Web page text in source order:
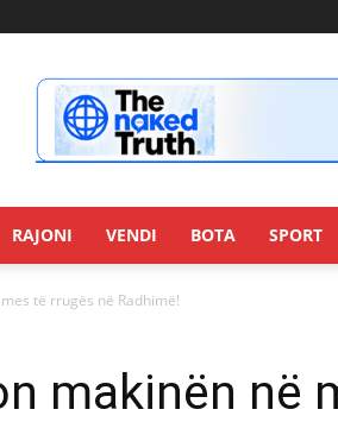
RAJONI VENDI BOTA SPORT
të rrugës në Radhimë!
makinën në